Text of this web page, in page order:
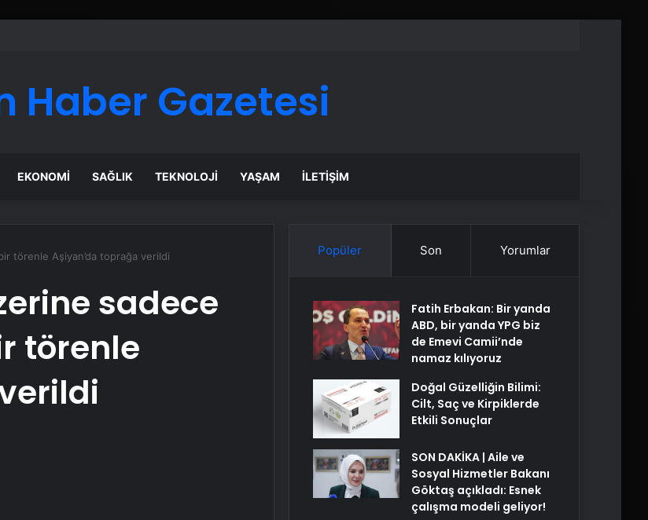
Haber Gazetesi
EKONOMI SAĞLIK TEKNOLOJI YAŞAM İLETIŞIM
törenle Aşiyan’da toprağa verildi
sadece
törenle
Popüler Son Yorumlar
Fatih Erbakan: Bir yanda
ABD, bir yanda YPG biz
de Emevi Camii’nde
namaz kılıyoruz
Doğal Güzelliğin Bilimi:
Cilt, Saç ve Kirpiklerde
Etkili Sonuçlar
SON DAKİKA | Aile ve
Sosyal Hizmetler Bakanı
Göktaş açıkladı: Esnek
çalışma modeli geliyor!